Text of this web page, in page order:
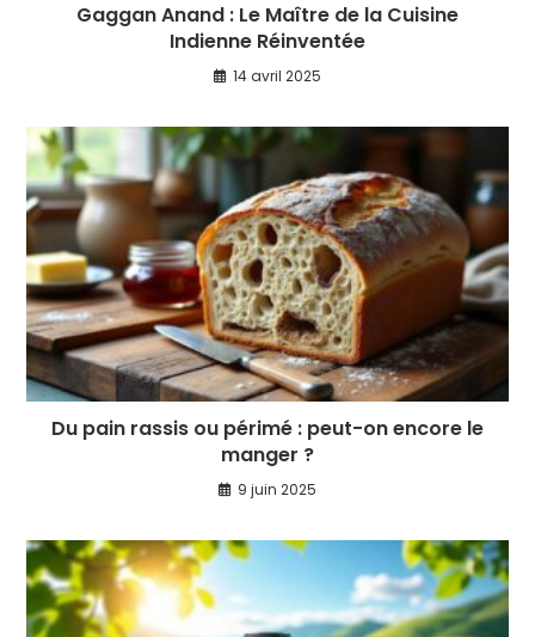
Gaggan Anand : Le Maître de la Cuisine
Indienne Réinventée
14 avril 2025
Du pain rassis ou périmé : peut-on encore le
manger ?
9 juin 2025